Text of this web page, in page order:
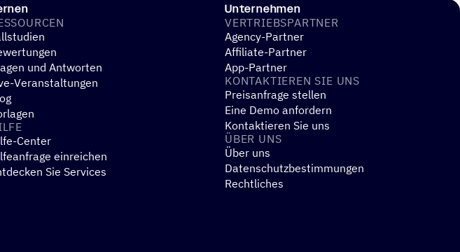
und Antworten
Veranstaltungen
Center
einreichen
Sie Services
Unternehmen
VERTRIEBS­PART­NER
Agency-Partner
Affiliate-Partner
App-Partner
KONTAK­TIE­REN SIE UNS
Preisanfrage stellen
Eine Demo anfordern
Kontaktieren Sie uns
ÜBER UNS
Über uns
Datenschutzbestimmungen
Rechtliches